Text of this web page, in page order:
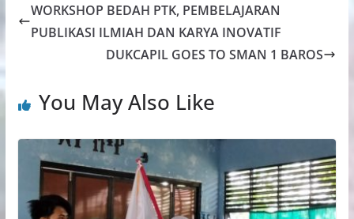
WORKSHOP BEDAH PTK, PEMBELAJARAN
PUBLIKASI ILMIAH DAN KARYA INOVATIF
DUKCAPIL GOES TO SMAN 1 BAROS
You May Also Like